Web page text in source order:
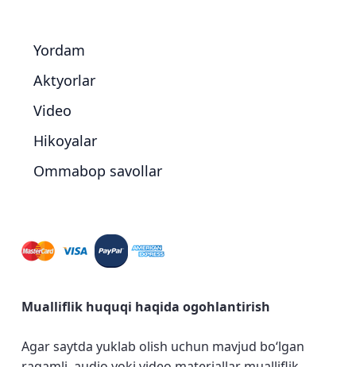
Yordam
Aktyorlar
Video
Hikoyalar
Ommabop savollar
Mualliflik huquqi haqida ogohlantirish
Agar saytda yuklab olish uchun mavjud bo‘lgan